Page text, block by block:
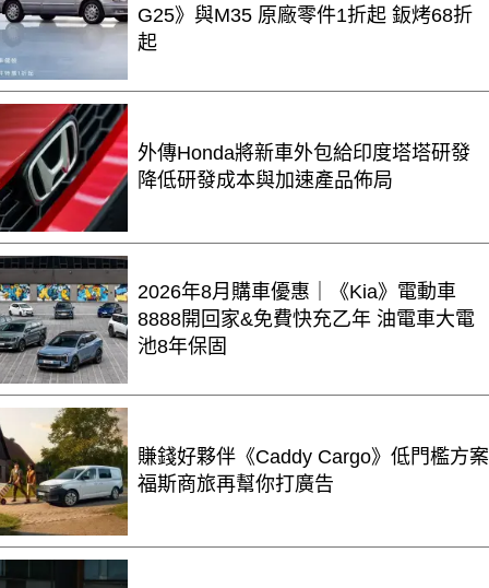
G25》與M35 原廠零件1折起 鈑烤68折
起
外傳Honda將新車外包給印度塔塔研發
降低研發成本與加速產品佈局
2026年8月購車優惠｜《Kia》電動車
8888開回家&免費快充乙年 油電車大電
池8年保固
賺錢好夥伴《Caddy Cargo》低門檻方案
福斯商旅再幫你打廣告